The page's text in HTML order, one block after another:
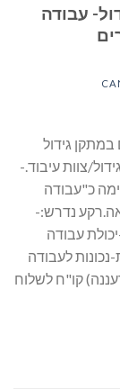
עבודה
גידול
צוות עיבוד.-
כ"עבודה
נדרש:-
עבודה
נכונות לעבודה
קו"ח לשלוח